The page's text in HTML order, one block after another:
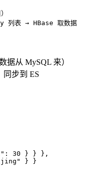
列表 → HBase 取数据
据从 MySQL 来）
同步到 ES
: 30 } } } ,
}
}